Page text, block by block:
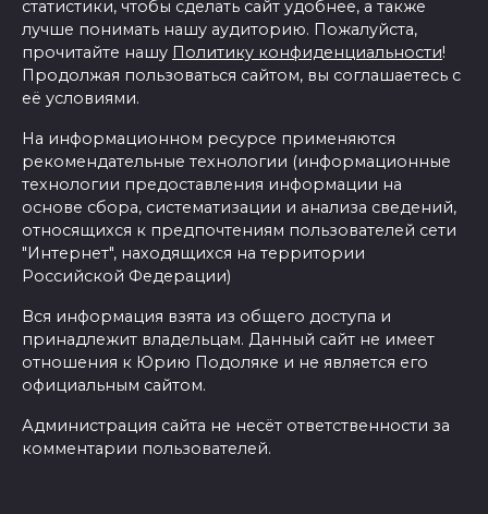
статистики, чтобы сделать сайт удобнее, а также
лучше понимать нашу аудиторию. Пожалуйста,
прочитайте нашу Политику конфиденциальности!
Продолжая пользоваться сайтом, вы соглашаетесь с
её условиями.
На информационном ресурсе применяются
рекомендательные технологии (информационные
технологии предоставления информации на
основе сбора, систематизации и анализа сведений,
относящихся к предпочтениям пользователей сети
"Интернет", находящихся на территории
Российской Федерации)
Вся информация взята из общего доступа и
принадлежит владельцам. Данный сайт не имеет
отношения к Юрию Подоляке и не является его
официальным сайтом.
Администрация сайта не несёт ответственности за
комментарии пользователей.